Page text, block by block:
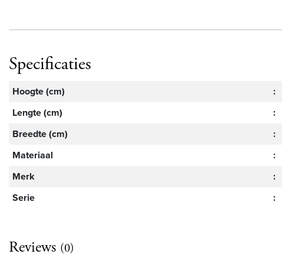
Specificaties
Hoogte (cm) :
Lengte (cm)
:
Breedte (cm)
:
Materiaal
:
Merk
:
Serie
:
Reviews (0)